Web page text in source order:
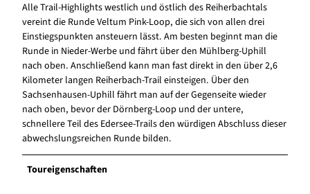
Alle Trail-Highlights westlich und östlich des Reiherbachtals
vereint die Runde Veltum Pink-Loop, die sich von allen drei
Einstiegspunkten ansteuern lässt. Am besten beginnt man die
Runde in Nieder-Werbe und fährt über den Mühlberg-Uphill
nach oben. Anschließend kann man fast direkt in den über 2,6
Kilometer langen Reiherbach-Trail einsteigen. Über den
Sachsenhausen-Uphill fährt man auf der Gegenseite wieder
nach oben, bevor der Dörnberg-Loop und der untere,
schnellere Teil des Edersee-Trails den würdigen Abschluss dieser
abwechslungsreichen Runde bilden.
Toureigenschaften